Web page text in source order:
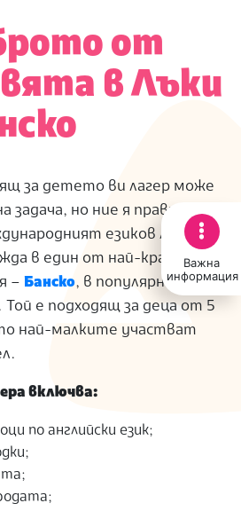
Важна
информация
от
в Лъки
за детето ви лагер може
задача, но ние я правим
езиков лагер
в един от най-красивите
– Банско, в популярния
е подходящ за деца от 5
най-малките участват
включва:
по английски език;